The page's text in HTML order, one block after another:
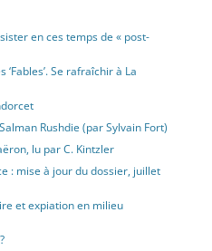
en ces temps de « post-
‘Fables’. Se rafraîchir à La
Rushdie (par Sylvain Fort)
lu par C. Kintzler
: mise à jour du dossier, juillet
et expiation en milieu